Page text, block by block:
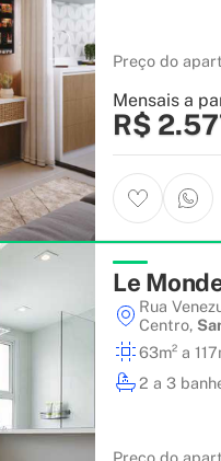
Preço do
Mensais a
R$
Le
Rua
Centro,
63m² a
2 a 3
Preço do